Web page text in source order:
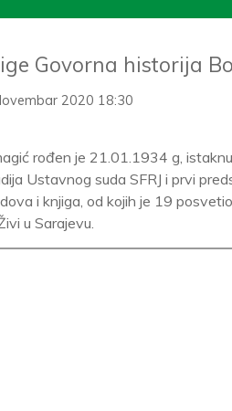
Govorna historija
2020 18:30
rođen je 21.01.1934 g,
Ustavnog suda SFRJ i prvi
i knjiga, od kojih je 19
u Sarajevu.